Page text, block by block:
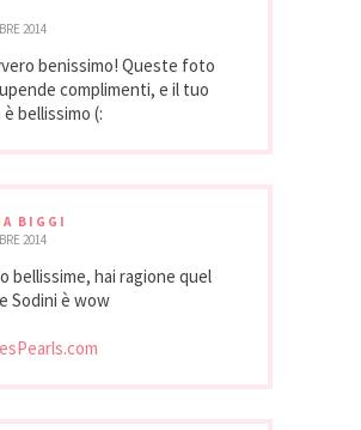
2014
benissimo! Queste foto
complimenti, e il tuo
bellissimo (:
BIGGI
2014
bellissime, hai ragione quel
Sodini è wow